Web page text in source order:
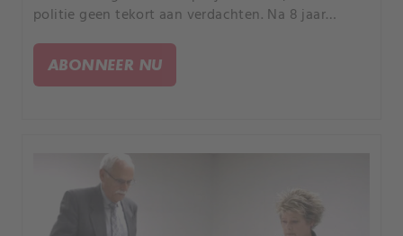
politie geen tekort aan verdachten. Na 8 jaar
ontmaskert de politie eindelijk de moordenaar van
Dan.
ABONNEER NU